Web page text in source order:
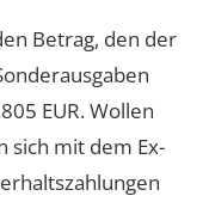
Betrag, den der
EUR. Wollen
sich mit dem Ex-